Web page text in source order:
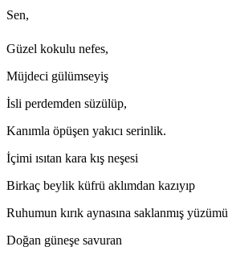
Sen,
Güzel kokulu nefes,
Müjdeci gülümseyiş
İsli perdemden süzülüp,
Kanımla öpüşen yakıcı serinlik.
İçimi ısıtan kara kış neşesi
Birkaç beylik küfrü aklımdan kazıyıp
Ruhumun kırık aynasına saklanmış yüzümü
Doğan güneşe savuran